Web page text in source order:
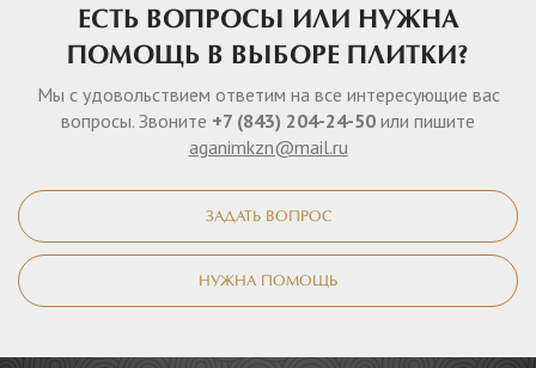
ЕСТЬ ВОПРОСЫ ИЛИ НУЖНА
ПОМОЩЬ В ВЫБОРЕ ПЛИТКИ?
Мы с удовольствием ответим на все интересующие вас
вопросы. Звоните +7 (843) 204-24-50 или пишите
aganimkzn@mail.ru
ЗАДАТЬ ВОПРОС
НУЖНА ПОМОЩЬ